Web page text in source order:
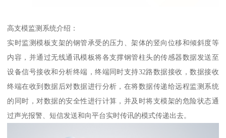
高支模监测系统介绍：
实时监测模板支架的钢管承受的压力、架体的竖向位移和倾斜度等
内容，并通过无线通讯模板将各支撑钢管柱头的传感器数据发送至
设备信号接收和分析终端，终端同时支持32路数据接收，数据接收
终端在收到数据后对数据进行分析，在将数据传递给远程监测系统
的同时，对数据的安全性进行计算，并及时将支模架的危险状态通
过声光报警、短信发送和向平台实时传讯的模式传递出去。